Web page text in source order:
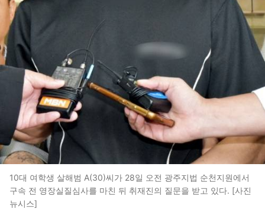
10대 여학생 살해범 A(30)씨가 28일 오전 광주지법 순천지원에서
구속 전 영장실질심사를 마친 뒤 취재진의 질문을 받고 있다. [사진
뉴시스]